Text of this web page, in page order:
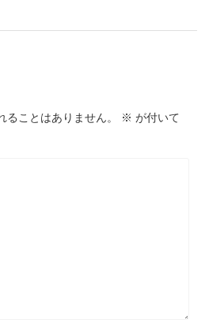
ることはありません。 ※ が付いて